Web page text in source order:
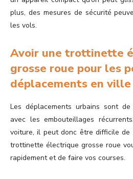
plus, des mesures de sécurité
les vols.
Avoir une trottinette
grosse roue pour les
déplacements en ville
Les déplacements urbains sont
avec les embouteillages
voiture, il peut donc être difficile de
trottinette électrique grosse roue
rapidement et de faire vos courses.